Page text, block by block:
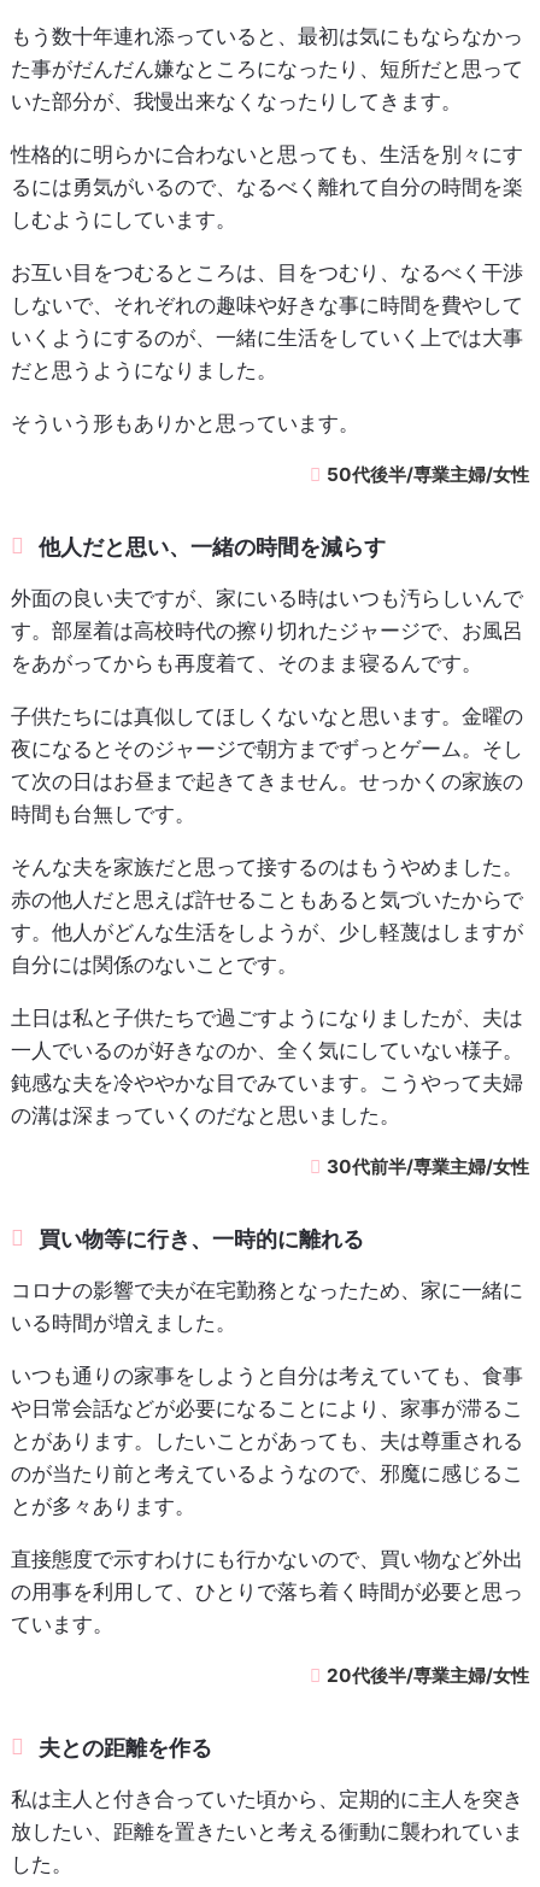
もう数十年連れ添っていると、最初は気にもならなかっ
た事がだんだん嫌なところになったり、短所だと思って
いた部分が、我慢出来なくなったりしてきます。
性格的に明らかに合わないと思っても、生活を別々にす
るには勇気がいるので、なるべく離れて自分の時間を楽
しむようにしています。
お互い目をつむるところは、目をつむり、なるべく干渉
しないで、それぞれの趣味や好きな事に時間を費やして
いくようにするのが、一緒に生活をしていく上では大事
だと思うようになりました。
そういう形もありかと思っています。
50代後半/専業主婦/女性
他人だと思い、一緒の時間を減らす
外面の良い夫ですが、家にいる時はいつも汚らしいんで
す。部屋着は高校時代の擦り切れたジャージで、お風呂
をあがってからも再度着て、そのまま寝るんです。
子供たちには真似してほしくないなと思います。金曜の
夜になるとそのジャージで朝方までずっとゲーム。そし
て次の日はお昼まで起きてきません。せっかくの家族の
時間も台無しです。
そんな夫を家族だと思って接するのはもうやめました。
赤の他人だと思えば許せることもあると気づいたからで
す。他人がどんな生活をしようが、少し軽蔑はしますが
自分には関係のないことです。
土日は私と子供たちで過ごすようになりましたが、夫は
一人でいるのが好きなのか、全く気にしていない様子。
鈍感な夫を冷ややかな目でみています。こうやって夫婦
の溝は深まっていくのだなと思いました。
30代前半/専業主婦/女性
買い物等に行き、一時的に離れる
コロナの影響で夫が在宅勤務となったため、家に一緒に
いる時間が増えました。
いつも通りの家事をしようと自分は考えていても、食事
や日常会話などが必要になることにより、家事が滞るこ
とがあります。したいことがあっても、夫は尊重される
のが当たり前と考えているようなので、邪魔に感じるこ
とが多々あります。
直接態度で示すわけにも行かないので、買い物など外出
の用事を利用して、ひとりで落ち着く時間が必要と思っ
ています。
20代後半/専業主婦/女性
夫との距離を作る
私は主人と付き合っていた頃から、定期的に主人を突き
放したい、距離を置きたいと考える衝動に襲われていま
した。